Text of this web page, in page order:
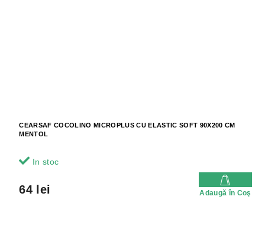
CEARSAF COCOLINO MICROPLUS CU ELASTIC SOFT 90X200 CM
MENTOL
In stoc
64 lei Adaugă în Coş